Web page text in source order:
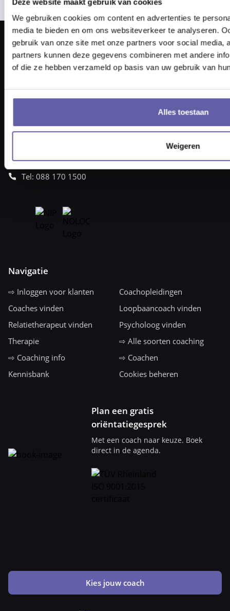
We gebruiken cookies om content en advertenties te
media te bieden en om ons websiteverkeer te analyseren.
gebruik van onze site met onze partners voor social media,
partners kunnen deze gegevens combineren met andere
of die ze hebben verzameld op basis van uw gebruik van
Alles toestaan
Weigeren
Pieter Braaijweg 203
Openingstijden: 08.30 – 17.30 uur
Tel: 088 170 1500
Navigatie
⇨ Inloggen voor klanten
Coachopleidingen
Coaches vinden
Loopbaancoach vinden
Relatietherapeut vinden
Psycholoog vinden
Therapie
⇨ Alle soorten coaching
⇨ Coaching info
⇨ Coachen
Kennisbank
Cookies beheren
Plan een gratis
oriëntatiegesprek
Met een coach naar keuze. Boek
direct in de agenda.
Kies jouw coach